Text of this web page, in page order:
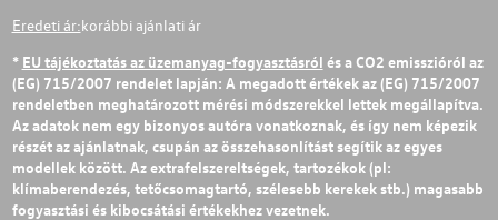
Eredeti ár:korábbi ajánlati ár
* EU tájékoztatás az üzemanyag-fogyasztásról és a CO2 emisszióról az
(EG) 715/2007 rendelet lapján: A megadott értékek az (EG) 715/2007
rendeletben meghatározott mérési módszerekkel lettek megállapítva.
Az adatok nem egy bizonyos autóra vonatkoznak, és így nem képezik
részét az ajánlatnak, csupán az összehasonlítást segítik az egyes
modellek között. Az extrafelszereltségek, tartozékok (pl:
klímaberendezés, tetőcsomagtartó, szélesebb kerekek stb.) magasabb
fogyasztási és kibocsátási értékekhez vezetnek.